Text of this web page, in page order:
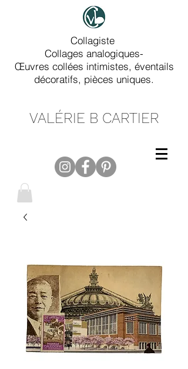
Collagiste
Collages analogiques-
Œuvres collées intimistes, éventails
décoratifs, pièces uniques.
VALÉRIE B CARTIER